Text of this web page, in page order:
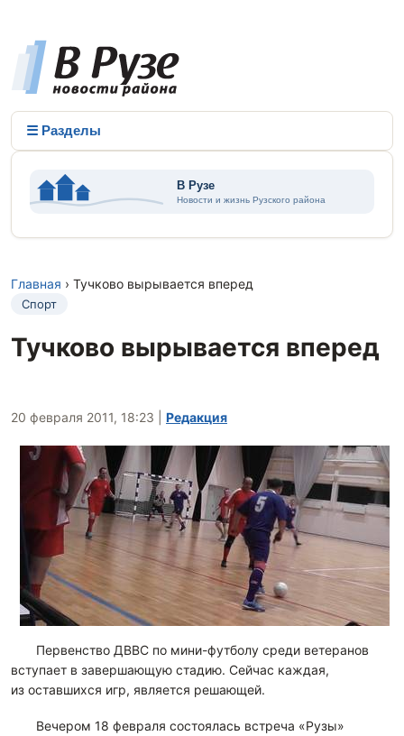
☰ Разделы
Главная › Тучково вырывается вперед
Спорт
Тучково вырывается вперед
20 февраля 2011, 18:23 Редакция
Первенство ДВВС по мини-футболу среди ветеранов
вступает в завершающую стадию. Сейчас каждая,
из оставшихся игр, является решающей.
Вечером 18 февраля состоялась встреча «Рузы»